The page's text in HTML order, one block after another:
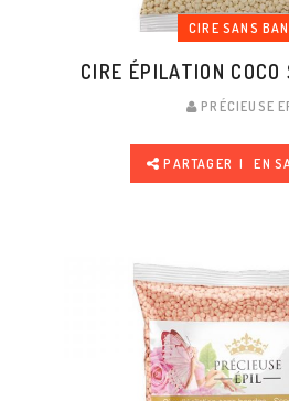
CIRE SANS
CIRE ÉPILATION COCO
PRÉCIEUSE
PARTAGER EN